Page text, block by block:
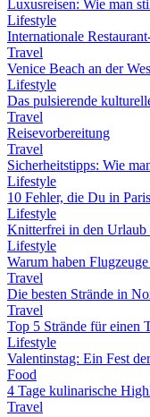
Luxusreisen: Wie man
Lifestyle
Internationale
Travel
Venice Beach an der
Lifestyle
Das pulsierende
Travel
Reisevorbereitung
Travel
Sicherheitstipps: Wie
Lifestyle
10 Fehler, die Du in
Lifestyle
Knitterfrei in den Urlaub
Lifestyle
Warum haben
Travel
Die besten Strände in
Travel
Top 5 Strände für einen
Lifestyle
Valentinstag: Ein Fest
Food
4 Tage kulinarische
Travel